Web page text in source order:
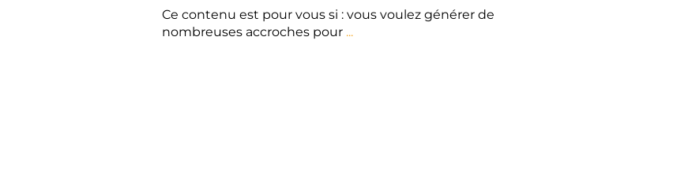
Ce contenu est pour vous si : vous voulez générer de
nombreuses accroches pour ...